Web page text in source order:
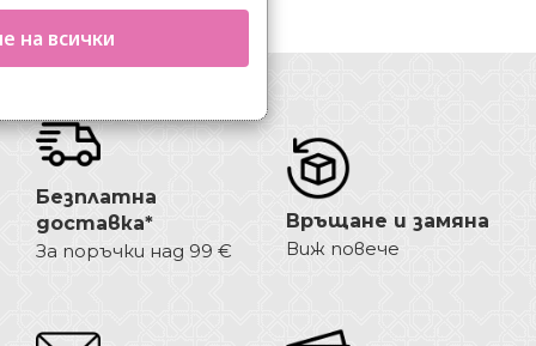
Безплатна
доставка*
За поръчки над 99 €
Връщане и замяна
Виж повече
на всички